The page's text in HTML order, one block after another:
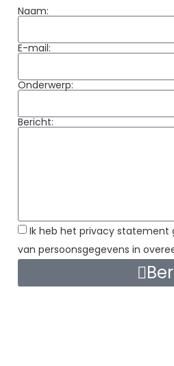
Naam:
E-mail:
Onderwerp:
Bericht:
Ik heb het privacy statement
van persoonsgegevens in